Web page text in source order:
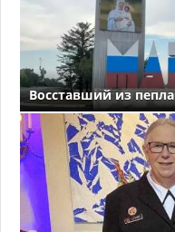
Восставший из пепла